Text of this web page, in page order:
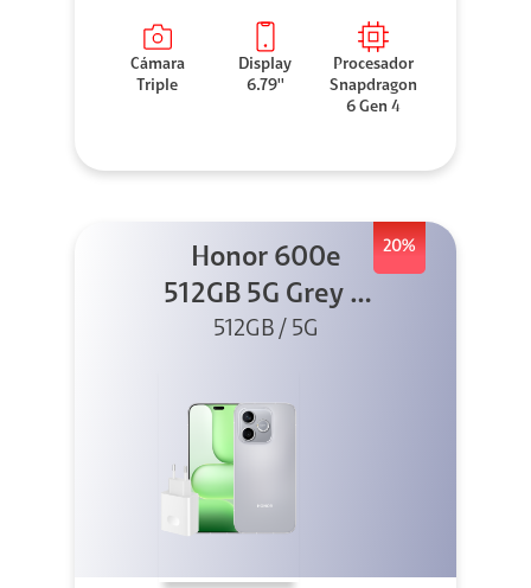
Cámara
Triple
Display
6.79''
Procesador
Snapdragon
6 Gen 4
20%
Honor 600e
512GB 5G Grey +
45W
512GB / 5G